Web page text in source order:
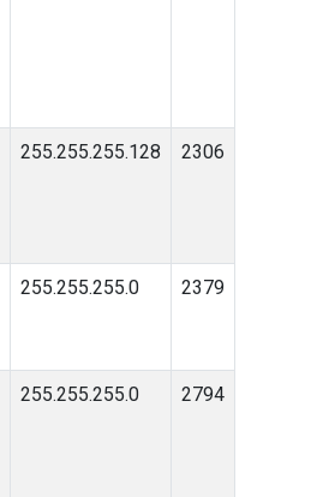
255.255.255.128 2306
255.255.255.0 2379
255.255.255.0 2794